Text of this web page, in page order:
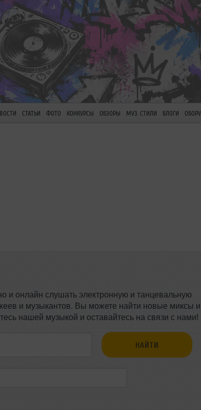
СТАТЬИ ФОТО КОНКУРСЫ ОБЗОРЫ МУЗ. СТИЛИ БЛОГИ
и онлайн слушать электронную и танцевальную
и музыкантов. Вы можете найти новые миксы и
нашей музыкой и оставайтесь на связи с нами!